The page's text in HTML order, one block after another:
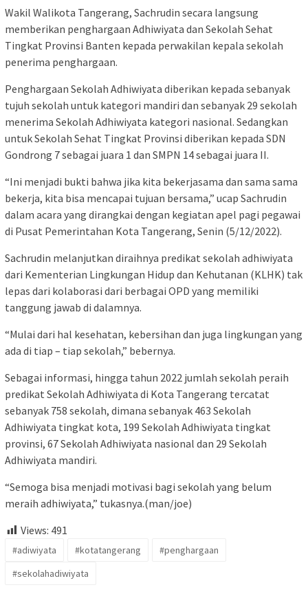
Wakil Walikota Tangerang, Sachrudin secara langsung
memberikan penghargaan Adhiwiyata dan Sekolah Sehat
Tingkat Provinsi Banten kepada perwakilan kepala sekolah
penerima penghargaan.
Penghargaan Sekolah Adhiwiyata diberikan kepada sebanyak
tujuh sekolah untuk kategori mandiri dan sebanyak 29 sekolah
menerima Sekolah Adhiwiyata kategori nasional. Sedangkan
untuk Sekolah Sehat Tingkat Provinsi diberikan kepada SDN
Gondrong 7 sebagai juara 1 dan SMPN 14 sebagai juara II.
“Ini menjadi bukti bahwa jika kita bekerjasama dan sama sama
bekerja, kita bisa mencapai tujuan bersama,” ucap Sachrudin
dalam acara yang dirangkai dengan kegiatan apel pagi pegawai
di Pusat Pemerintahan Kota Tangerang, Senin (5/12/2022).
Sachrudin melanjutkan diraihnya predikat sekolah adhiwiyata
dari Kementerian Lingkungan Hidup dan Kehutanan (KLHK) tak
lepas dari kolaborasi dari berbagai OPD yang memiliki
tanggung jawab di dalamnya.
“Mulai dari hal kesehatan, kebersihan dan juga lingkungan yang
ada di tiap – tiap sekolah,” bebernya.
Sebagai informasi, hingga tahun 2022 jumlah sekolah peraih
predikat Sekolah Adhiwiyata di Kota Tangerang tercatat
sebanyak 758 sekolah, dimana sebanyak 463 Sekolah
Adhiwiyata tingkat kota, 199 Sekolah Adhiwiyata tingkat
provinsi, 67 Sekolah Adhiwiyata nasional dan 29 Sekolah
Adhiwiyata mandiri.
“Semoga bisa menjadi motivasi bagi sekolah yang belum
meraih adhiwiyata,” tukasnya.(man/joe)
Views: 491
#adiwiyata #kotatangerang
#penghargaan
#sekolahadiwiyata